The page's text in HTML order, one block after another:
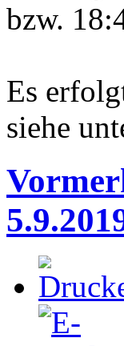
bzw.
Es
siehe